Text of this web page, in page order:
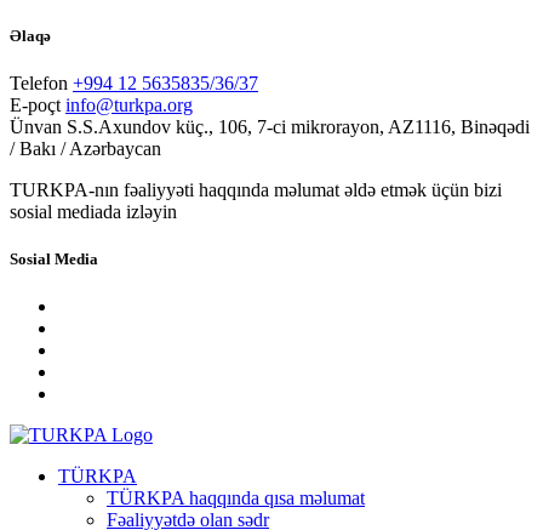
Əlaqə
Telefon +994 12 5635835/36/37
E-poçt info@turkpa.org
Ünvan S.S.Axundov küç., 106, 7-ci mikrorayon, AZ1116, Binəqədi
/ Bakı / Azərbaycan
TURKPA-nın fəaliyyəti haqqında məlumat əldə etmək üçün bizi
sosial mediada izləyin
Sosial Media
TÜRKPA
TÜRKPA haqqında qısa məlumat
Fəaliyyətdə olan sədr